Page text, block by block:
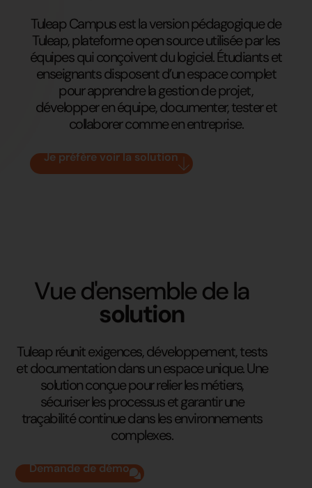
Tuleap Campus est la version pédagogique de
Tuleap, plateforme open source utilisée par les
équipes qui conçoivent du logiciel. Étudiants et
enseignants disposent d’un espace complet
pour apprendre la gestion de projet,
développer en équipe, documenter, tester et
collaborer comme en entreprise.
Je préfère voir la solution
Vue d'ensemble de la
solution
Tuleap réunit exigences, développement, tests
et documentation dans un espace unique. Une
solution conçue pour relier les métiers,
sécuriser les processus et garantir une
traçabilité continue dans les environnements
complexes.
Demande de démo